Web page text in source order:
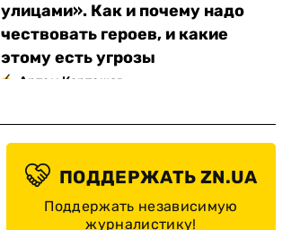
улицами». Как и почему надо
чествовать героев, и какие
этому есть угрозы
Артем Карташов
ПОДДЕРЖАТЬ ZN.UA
Поддержать независимую
журналистику!